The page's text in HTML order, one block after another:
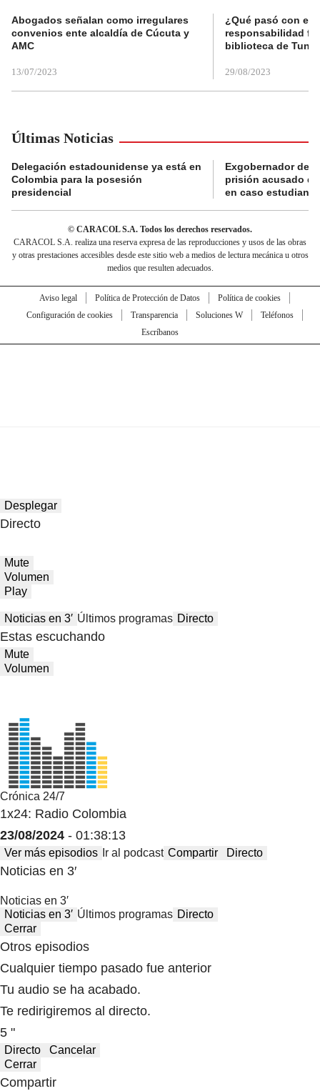
Abogados señalan como irregulares
convenios ente alcaldía de Cúcuta y
AMC
13/07/2023
¿Qué pasó con el
responsabilidad
biblioteca de
29/08/2023
Últimas Noticias
Delegación estadounidense ya está en
Colombia para la posesión
presidencial
Exgobernador de
prisión acusado
en caso
© CARACOL S.A. Todos los derechos reservados.
CARACOL S.A. realiza una reserva expresa de las reproducciones y usos de las obras
y otras prestaciones accesibles desde este sitio web a medios de lectura mecánica u otros
medios que resulten adecuados.
Aviso legal Política de Protección de Datos
Política de cookies
Configuración de cookies
Transparencia Soluciones W
Teléfonos
Escríbanos
Desplegar
Directo
Mute
Volumen
Play
Noticias en 3′ Últimos programas Directo
Estas escuchando
Mute
Volumen
Crónica 24/7
1x24: Radio Colombia
23/08/2024 - 01:38:13
Ver más episodios Ir al podcast Compartir Directo
Noticias en 3′
Noticias en 3′
Noticias en 3′ Últimos programas Directo
Cerrar
Otros episodios
Cualquier tiempo pasado fue anterior
Tu audio se ha acabado.
Te redirigiremos al directo.
5 "
Directo
Cancelar
Cerrar
Compartir